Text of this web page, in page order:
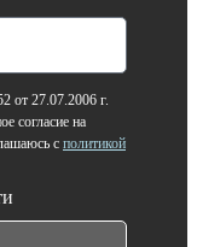
от 27.07.2006 г.
согласие на
с политикой